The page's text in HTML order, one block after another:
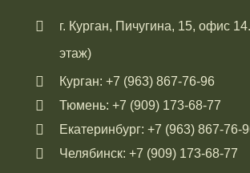
г. Курган, Пичугина, 15, офис
этаж)
Курган: +7 (963) 867-76-96
Тюмень: +7 (909) 173-68-77
Екатеринбург: +7 (963) 867-76-
Челябинск: +7 (909) 173-68-77